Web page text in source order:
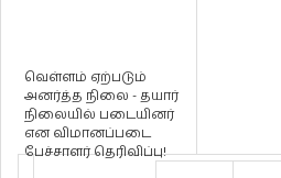
வெள்ளம் ஏற்படும்
அனர்த்த நிலை - தயார்
நிலையில் படையினர்
என விமானப்படை
பேச்சாளர் தெரிவிப்பு!